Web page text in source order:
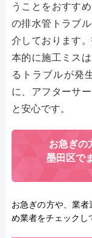
うことをおすす
の排水管トラブ
介しております
本的に施工ミス
るトラブルが発
に、アフターサ
と安心です。
お急ぎの
墨田区で
お急ぎの方や、業
め業者をチェックし